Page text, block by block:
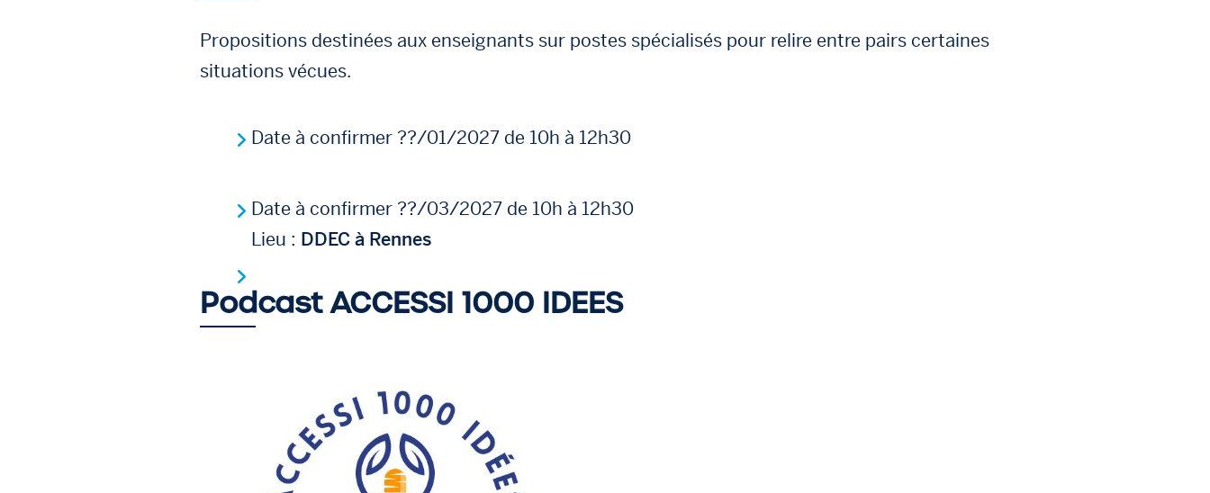
Propositions destinées aux enseignants sur postes spécialisés pour relire entre pairs certaines
situations vécues.
Date à confirmer ??/01/2027 de 10h à 12h30
Date à confirmer ??/03/2027 de 10h à 12h30
Lieu : DDEC à Rennes
Podcast ACCESSI 1000 IDEES